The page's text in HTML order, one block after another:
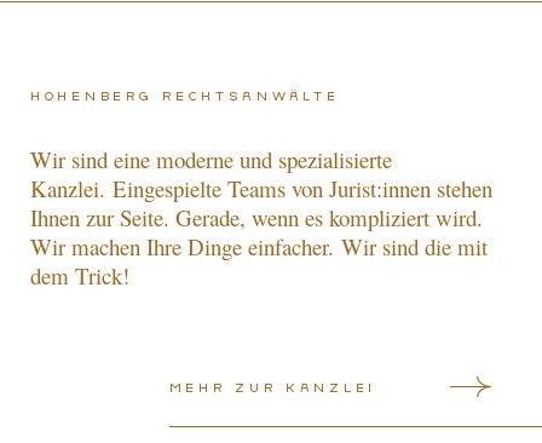
Hohenberg Rechtsanwälte
Wir sind eine moderne und spezialisierte
Kanzlei. Eingespielte Teams von Jurist:innen stehen
Ihnen zur Seite. Gerade, wenn es kompliziert wird.
Wir machen Ihre Dinge einfacher. Wir sind die mit
dem Trick!
Mehr zur Kanzlei